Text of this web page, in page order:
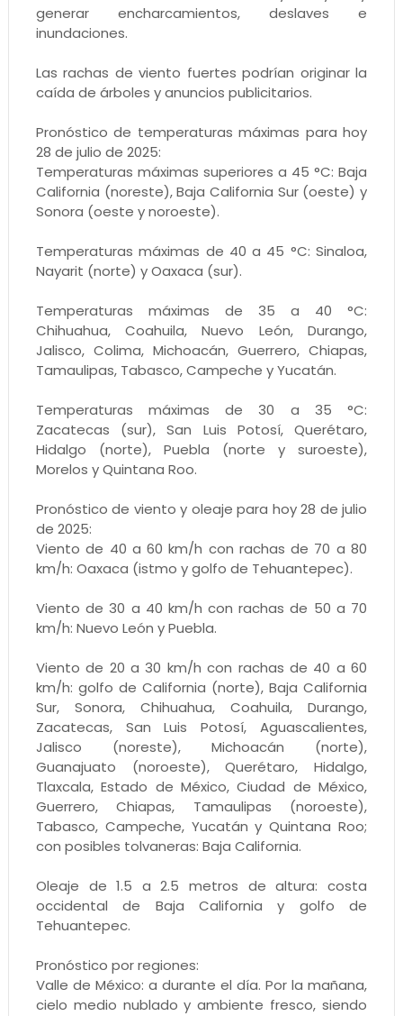
generar encharcamientos, deslaves e
inundaciones.
Las rachas de viento fuertes podrían originar la
caída de árboles y anuncios publicitarios.
Pronóstico de temperaturas máximas para hoy
28 de julio de 2025:
Temperaturas máximas superiores a 45 °C: Baja
California (noreste), Baja California Sur (oeste) y
Sonora (oeste y noroeste).
Temperaturas máximas de 40 a 45 °C: Sinaloa,
Nayarit (norte) y Oaxaca (sur).
Temperaturas máximas de 35 a 40 °C:
Chihuahua, Coahuila, Nuevo León, Durango,
Jalisco, Colima, Michoacán, Guerrero, Chiapas,
Tamaulipas, Tabasco, Campeche y Yucatán.
Temperaturas máximas de 30 a 35 °C:
Zacatecas (sur), San Luis Potosí, Querétaro,
Hidalgo (norte), Puebla (norte y suroeste),
Morelos y Quintana Roo.
Pronóstico de viento y oleaje para hoy 28 de julio
de 2025:
Viento de 40 a 60 km/h con rachas de 70 a 80
km/h: Oaxaca (istmo y golfo de Tehuantepec).
Viento de 30 a 40 km/h con rachas de 50 a 70
km/h: Nuevo León y Puebla.
Viento de 20 a 30 km/h con rachas de 40 a 60
km/h: golfo de California (norte), Baja California
Sur, Sonora, Chihuahua, Coahuila, Durango,
Zacatecas, San Luis Potosí, Aguascalientes,
Jalisco (noreste), Michoacán (norte),
Guanajuato (noroeste), Querétaro, Hidalgo,
Tlaxcala, Estado de México, Ciudad de México,
Guerrero, Chiapas, Tamaulipas (noroeste),
Tabasco, Campeche, Yucatán y Quintana Roo;
con posibles tolvaneras: Baja California.
Oleaje de 1.5 a 2.5 metros de altura: costa
occidental de Baja California y golfo de
Tehuantepec.
Pronóstico por regiones:
Valle de México: a durante el día. Por la mañana,
cielo medio nublado y ambiente fresco, siendo